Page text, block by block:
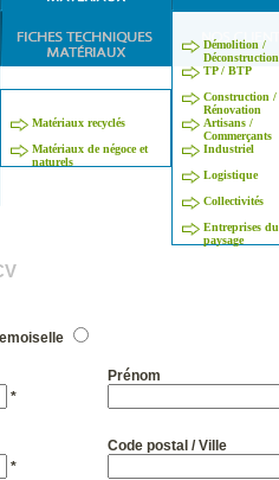
Matériaux recyclés
Matériaux de négoce et
naturels
Démolition /
Déconstruction
TP / BTP
Construction /
Rénovation
Artisans /
Commerçants
Industriel
Logistique
Collectivités
Entreprises du
paysage
*
Prénom
*
Code postal / Ville